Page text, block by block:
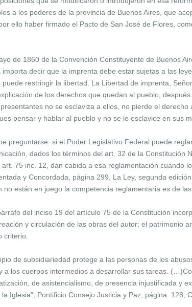
a los poderes de la provincia de Buenos Aires, que
ello haber firmado el Pacto de San José de Flores,
de 1860 de la Convención Constituyente de Buenos
decir que la imprenta debe estar sujetas a las
restringir la libertad. La Libertad de imprenta,
de los derechos que quedan al pueblo,
no se esclaviza a ellos, no pierde el
pensar y hablar al pueblo y no se le esclavice en sus
preguntarse si el Poder Legislativo Federal puede
dados los términos del art. 32 de la Constitución
75 inc. 12, dan cabida a esa reglamentación cuando
y Concordada, página 299, La Ley, segunda
están en juego la competencia reglamentaria es de
del inciso 19 del artículo 75 de la Constitución
y circulación de las obras del autor; el patrimonio
criterio.
de subsidiariedad protege a las personas de los
a los cuerpos intermedios a desarrollar sus tareas.
de asistencialismo, de presencia injustificada y
Iglesia”, Pontificio Consejo Justicia y Paz, página 128,